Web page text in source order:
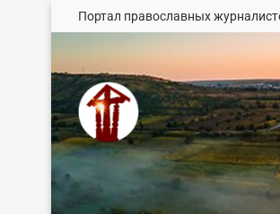
Портал православных